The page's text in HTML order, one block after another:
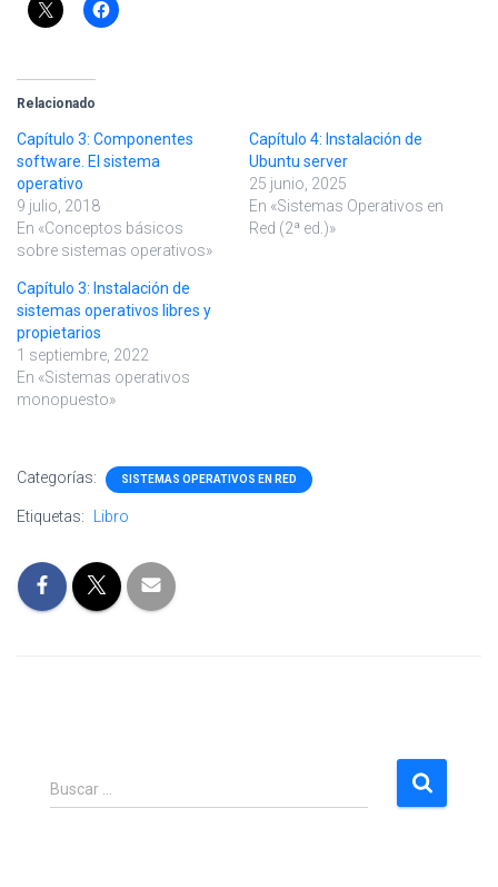
Relacionado
Capítulo 3: Componentes
software. El sistema
operativo
9 julio, 2018
En «Conceptos básicos
sobre sistemas operativos»
Capítulo 4: Instalación de
Ubuntu server
25 junio, 2025
En «Sistemas Operativos en
Red (2ª ed.)»
Capítulo 3: Instalación de
sistemas operativos libres y
propietarios
1 septiembre, 2022
En «Sistemas operativos
monopuesto»
Categorías: SISTEMAS OPERATIVOS EN RED
Etiquetas: Libro
B
u
Buscar …